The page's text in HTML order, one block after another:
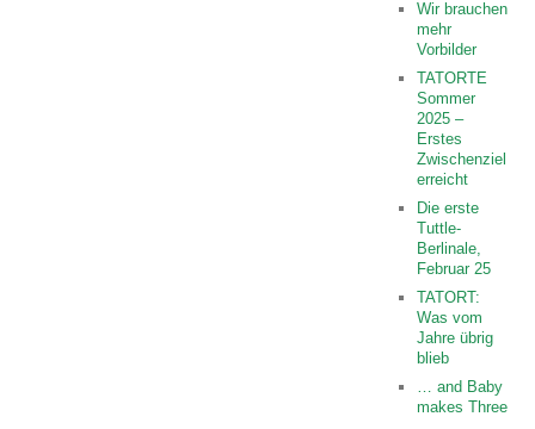
Wir brauchen
mehr
Vorbilder
TATORTE
Sommer
2025 –
Erstes
Zwischenziel
erreicht
Die erste
Tuttle-
Berlinale,
Februar 25
TATORT:
Was vom
Jahre übrig
blieb
… and Baby
makes Three